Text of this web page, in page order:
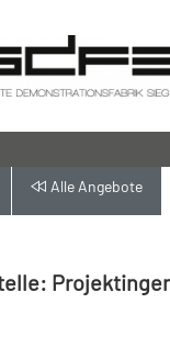
Alle Angebote